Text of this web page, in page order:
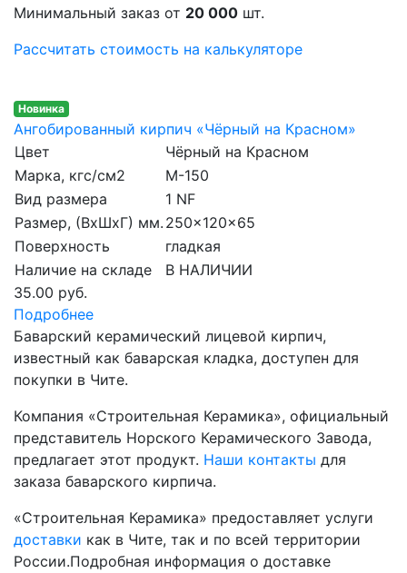
Минимальный заказ от 20 000 шт.
Рассчитать стоимость на калькуляторе
Новинка
Ангобированный кирпич «Чёрный на Красном»
Цвет
Чёрный на Красном
Марка, кгс/см2
M-150
Вид размера
1 NF
Размер, (ВхШхГ) мм. 250x120x65
Поверхность
гладкая
Наличие на складе
В НАЛИЧИИ
35.00 руб.
Подробнее
Баварский керамический лицевой кирпич,
известный как баварская кладка, доступен для
покупки в Чите.
Компания «Строительная Керамика», официальный
представитель Норского Керамического Завода,
предлагает этот продукт. Наши контакты для
заказа баварского кирпича.
«Строительная Керамика» предоставляет услуги
доставки как в Чите, так и по всей территории
России.Подробная информация о доставке